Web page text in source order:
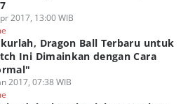
2017, 13:00 WIB
Dragon Ball Terbaru untuk
Ini Dimainkan dengan Cara
2017, 07:38 WIB